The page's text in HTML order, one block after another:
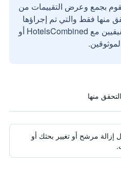
بجمع وعرض التقييمات من
منها فقط والتي تم إجراؤها
بواسطة مستخدمين حقيقيين مع HotelsCombined أو
إزالة مرشح أو تغيير بحثك أو